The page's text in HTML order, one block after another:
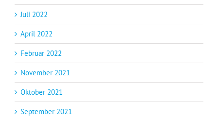
Juli 2022
April 2022
Februar 2022
November 2021
Oktober 2021
September 2021